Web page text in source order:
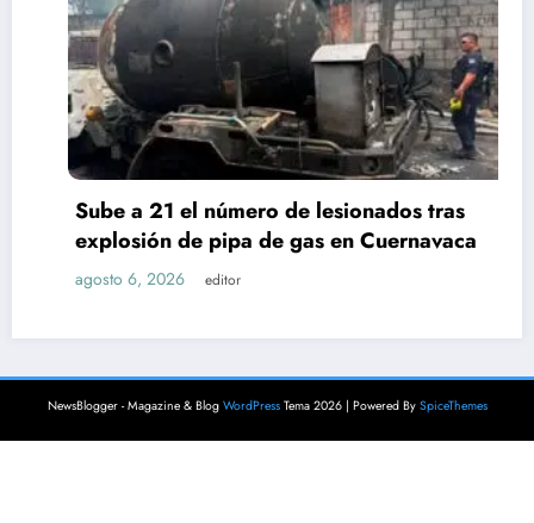
Sube a 21 el número de lesionados tras
explosión de pipa de gas en Cuernavaca
agosto 6, 2026 editor
NewsBlogger - Magazine & Blog WordPressTema 2026 | Powered By SpiceThemes